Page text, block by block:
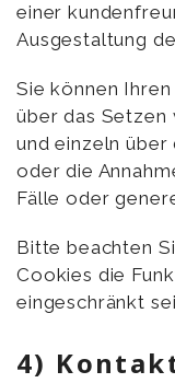
einer
Ausgestaltung
Sie können
über das
und einzeln über
oder die
Fälle oder
Bitte beachten
Cookies die
eingeschränkt
4)